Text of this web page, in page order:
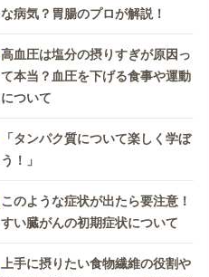
な病気？胃腸のプロが解説！
高血圧は塩分の摂りすぎが原因っ
て本当？血圧を下げる食事や運動
について
「タンパク質について楽しく学ぼ
う！」
このような症状が出たら要注意！
すい臓がんの初期症状について
上手に摂りたい食物繊維の役割や